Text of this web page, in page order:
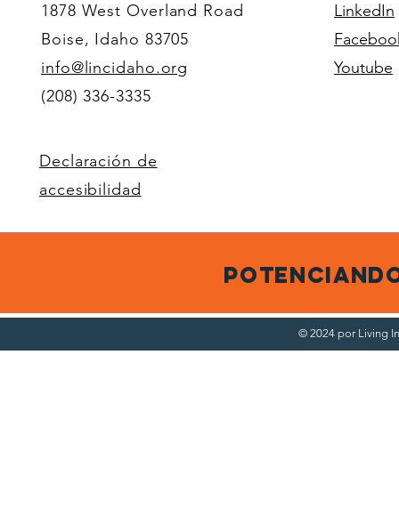
1878 West Overland Road
Boise, Idaho 83705
info@lincidaho.org
(208) 336-3335
LinkedIn
Youtube
Declaración de
accesibilidad
© 2024 por Living